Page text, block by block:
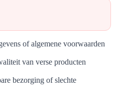
of algemene voorwaarden
van verse producten
bezorging of slechte